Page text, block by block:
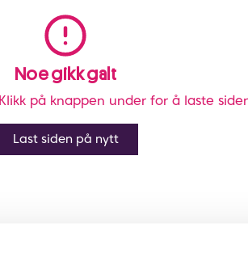
Noe gikk galt
på knappen under for å laste
Last siden på nytt